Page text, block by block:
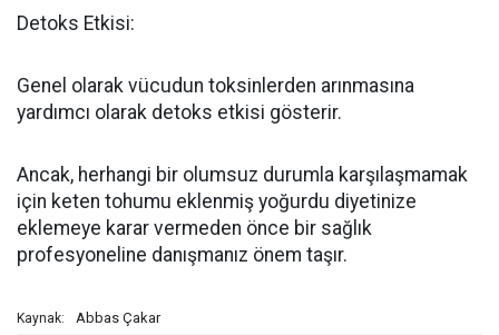
Detoks Etkisi:
Genel olarak vücudun toksinlerden arınmasına
yardımcı olarak detoks etkisi gösterir.
Ancak, herhangi bir olumsuz durumla karşılaşmamak
için keten tohumu eklenmiş yoğurdu diyetinize
eklemeye karar vermeden önce bir sağlık
profesyoneline danışmanız önem taşır.
Kaynak: Abbas Çakar